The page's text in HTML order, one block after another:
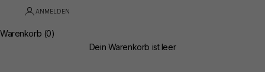
ANMELDEN
Warenkorb (0)
Dein Warenkorb ist leer